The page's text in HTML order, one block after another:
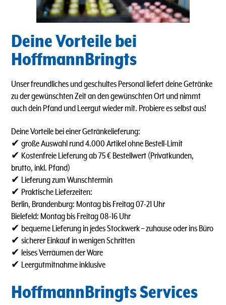
Deine Vorteile bei
HoffmannBringts
Unser freundliches und geschultes Personal liefert deine Getränke
zu der gewünschten Zeit an den gewünschten Ort und nimmt
auch dein Pfand und Leergut wieder mit. Probiere es selbst aus!
Deine Vorteile bei einer Getränkelieferung:
✔ große Auswahl rund 4.000 Artikel ohne Bestell-Limit
✔ Kostenfreie Lieferung ab 75 € Bestellwert (Privatkunden,
brutto, inkl. Pfand)
✔ Lieferung zum Wunschtermin
✔ Praktische Lieferzeiten:
Berlin, Brandenburg: Montag bis Freitag 07-21 Uhr
Bielefeld: Montag bis Freitag 08-16 Uhr
✔ bequeme Lieferung in jedes Stockwerk – zuhause oder ins Büro
✔ sicherer Einkauf in wenigen Schritten
✔ leises Verräumen der Ware
✔ Leergutmitnahme inklusive
HoffmannBringts Services